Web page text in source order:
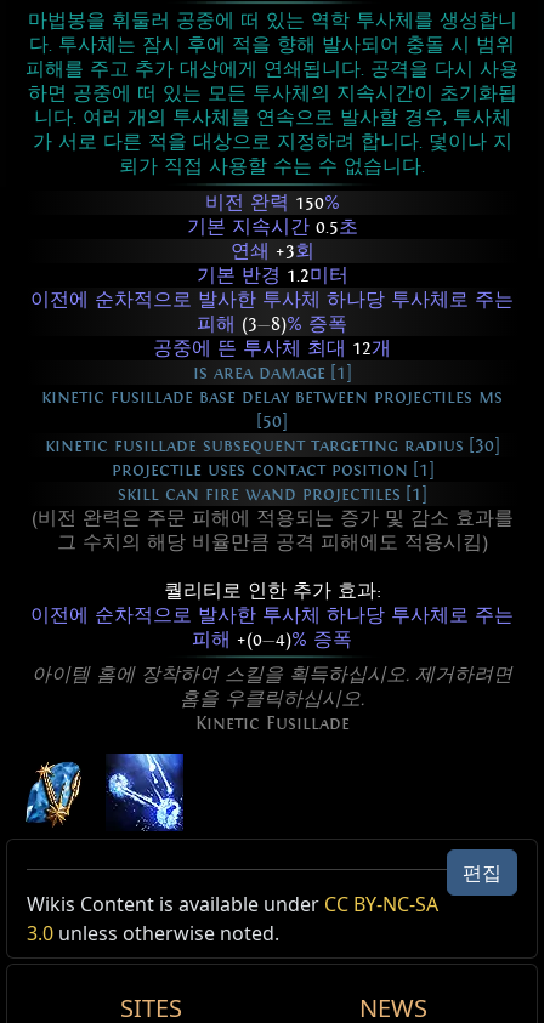
마법봉을 휘둘러 공중에 떠 있는 역학 투사체를 생성합니
다. 투사체는 잠시 후에 적을 향해 발사되어 충돌 시 범위
피해를 주고 추가 대상에게 연쇄됩니다. 공격을 다시 사용
하면 공중에 떠 있는 모든 투사체의 지속시간이 초기화됩
니다. 여러 개의 투사체를 연속으로 발사할 경우, 투사체
가 서로 다른 적을 대상으로 지정하려 합니다. 덫이나 지
뢰가 직접 사용할 수는 수 없습니다.
비전 완력 150%
기본 지속시간 0.5초
연쇄 +3회
기본 반경 1.2미터
이전에 순차적으로 발사한 투사체 하나당 투사체로 주는
피해 (3—8)% 증폭
공중에 뜬 투사체 최대 12개
is area damage [1]
kinetic fusillade base delay between projectiles ms
[50]
kinetic fusillade subsequent targeting radius [30]
projectile uses contact position [1]
skill can fire wand projectiles [1]
(비전 완력은 주문 피해에 적용되는 증가 및 감소 효과를
그 수치의 해당 비율만큼 공격 피해에도 적용시킴)
퀄리티로 인한 추가 효과:
이전에 순차적으로 발사한 투사체 하나당 투사체로 주는
피해 +(0—4)% 증폭
아이템 홈에 장착하여 스킬을 획득하십시오. 제거하려면
홈을 우클릭하십시오.
Kinetic Fusillade
Active Type: Attack, Triggerable, Projectile,
RangedAttack, WandAttack, Duration, Totemable,
ProjectilesFromUser, Area
균열 무리 역학 일제 사격 이펙트
역학 일제 사격 스킨,균열 무리
Cost:130
역학 일제 사격에 균열 무리 이펙트를 적용합니다.
편집
Wikis Content is available under CC BY-NC-SA
3.0 unless otherwise noted.
SITES NEWS